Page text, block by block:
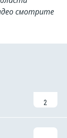
смотрите
2